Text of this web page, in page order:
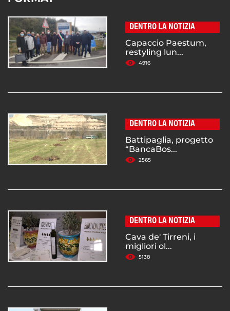
DENTRO LA NOTIZIA
Capaccio Paestum,
restyling lun...
4916
DENTRO LA NOTIZIA
Battipaglia, progetto
“BancaBos...
2565
DENTRO LA NOTIZIA
Cava de' Tirreni, i
migliori ol...
5138